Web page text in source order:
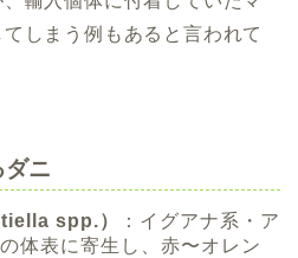
しまう例もあると言われて
ダニ
spp.）
：イグアナ系・ア
体表に寄生し、赤〜オレン